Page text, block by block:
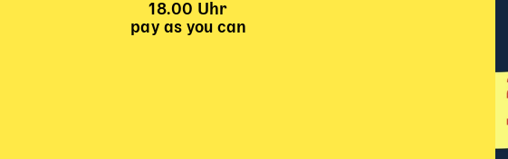
18.00 Uhr
pay as you can